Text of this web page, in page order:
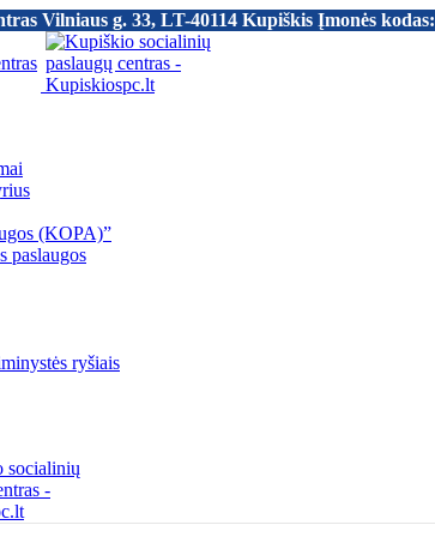
Vilniaus g. 33, LT-40114 Kupiškis Įmonės
(KOPA)”
paslaugos
ryšiais